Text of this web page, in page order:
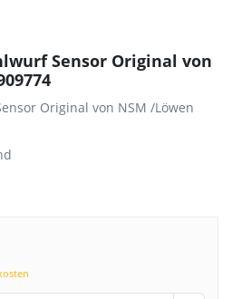
Sensor Original von
Original von NSM /Löwen